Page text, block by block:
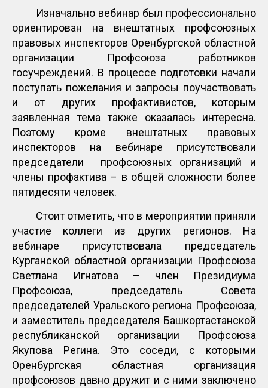
Изначально вебинар был профессионально
ориентирован на внештатных профсоюзных
правовых инспекторов Оренбургской областной
организации Профсоюза работников
госучреждений. В процессе подготовки начали
поступать пожелания и запросы поучаствовать
и от других профактивистов, которым
заявленная тема также оказалась интересна.
Поэтому кроме внештатных правовых
инспекторов на вебинаре присутствовали
председатели профсоюзных организаций и
члены профактива – в общей сложности более
пятидесяти человек.
Стоит отметить, что в мероприятии приняли
участие коллеги из других регионов. На
вебинаре присутствовала председатель
Курганской областной организации Профсоюза
Светлана Игнатова – член Президиума
Профсоюза, председатель Совета
председателей Уральского региона Профсоюза,
и заместитель председателя Башкортастанской
республиканской организации Профсоюза
Якупова Регина. Это соседи, с которыми
Оренбургская областная организация
профсоюзов давно дружит и с ними заключено